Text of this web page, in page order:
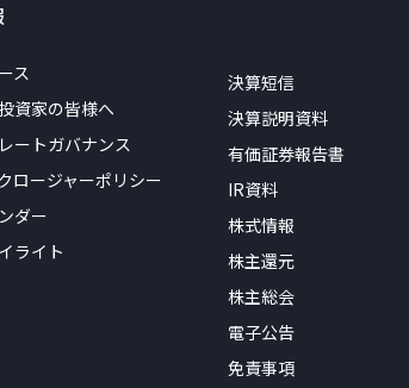
ス
資家の皆様へ
ートガバナンス
ロージャーポリシー
ダー
ライト
決算短信
決算説明資料
有価証券報告書
IR資料
株式情報
株主還元
株主総会
電子公告
免責事項